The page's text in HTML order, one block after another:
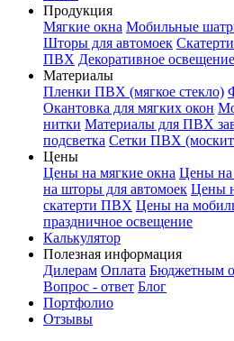
Продукция
Мягкие окна Мобильные
Шторы для автомоек
ПВХ Декоративное освещение
Материалы
Пленки ПВХ (мягкое стекло)
Окантовка для мягких окон
нитки Материалы для ПВХ
подсветка Сетки ПВХ
Цены
Цены на мягкие окна Цены на
на шторы для автомоек Цены
скатерти ПВХ Цены на
праздничное освещение
Калькулятор
Полезная информация
Дилерам Оплата Бюджетным
Вопрос - ответ Блог
Портфолио
Отзывы